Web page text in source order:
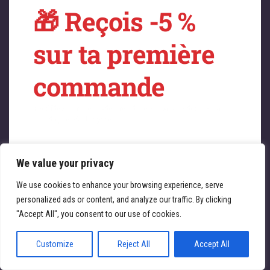
We value your privacy
We use cookies to enhance your browsing experience, serve
personalized ads or content, and analyze our traffic. By clicking
"Accept All", you consent to our use of cookies.
Customize Reject All Accept All
sur quelque chose
de fantastique –
revenez bientôt !
🎁 Reçois -5 %
sur ta première
commande
Saisissez votre adresse e-mail
JE REÇOIS MA RÉDUCTION